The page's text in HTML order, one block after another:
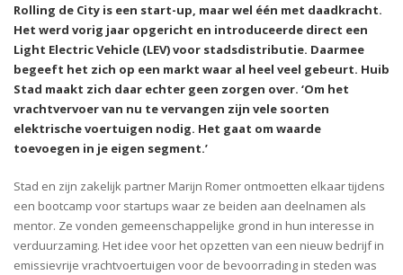
Rolling de City is een start-up, maar wel één met daadkracht.
Het werd vorig jaar opgericht en introduceerde direct een
Light Electric Vehicle (LEV) voor stadsdistributie. Daarmee
begeeft het zich op een markt waar al heel veel gebeurt. Huib
Stad maakt zich daar echter geen zorgen over. ‘Om het
vrachtvervoer van nu te vervangen zijn vele soorten
elektrische voertuigen nodig. Het gaat om waarde
toevoegen in je eigen segment.’
Stad en zijn zakelijk partner Marijn Romer ontmoetten elkaar tijdens
een bootcamp voor startups waar ze beiden aan deelnamen als
mentor. Ze vonden gemeenschappelijke grond in hun interesse in
verduurzaming. Het idee voor het opzetten van een nieuw bedrijf in
emissievrije vrachtvoertuigen voor de bevoorrading in steden was